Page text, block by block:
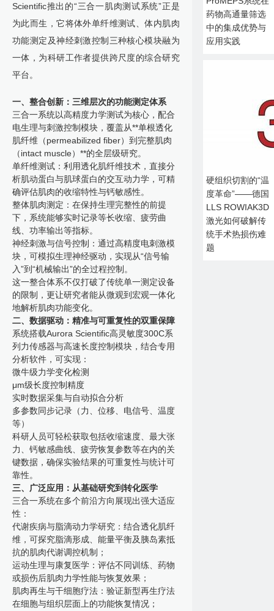
Scientific推出的“三合一肌肉测试系统”正是
为此而生，它将体外单纤维测试、体内肌肉
功能测定及神经刺激控制三种核心模块融为
一体，为科研工作者提供跨尺度的综合研究
平台。
一、整合创新：三维层次的功能测定体系
三合一系统以高精度力学测试为核心，配合
电生理与刺激控制模块，覆盖从**单根透化
肌纤维（permeabilized fiber）到完整肌肉
（intact muscle）**的全层级研究。
单纤维测试：利用透化肌纤维技术，直接分
析肌动蛋白与肌球蛋白的交互动力学，可精
确评估肌肉的收缩特性与钙敏感性。
整体肌肉测定：在保持生理完整性的前提
下，系统能够实时记录等长收缩、疲劳曲
线、功率输出等指标。
神经刺激与信号控制：通过高精度电刺激模
块，可模拟生理神经驱动，实现从“信号输
入”到“机械输出”的全过程控制。
这一整合体系不仅打破了传统单一测定设备
的限制，更让研究者能从微观到宏观一体化
地解析肌肉功能变化。
二、数据驱动：精准与可重复性的双重保障
系统搭载Aurora Scientific高灵敏度300C系
列力传感器与高速长度控制模块，结合专用
分析软件，可实现：
微牛级力学变化检测
μm级长度控制精度
实时数据采集与自动拟合分析
多参数同步记录（力、位移、电信号、温度
等）
科研人员可轻松获取包括收缩速度、最大张
力、钙敏感曲线、疲劳恢复参数等在内的关
键数据，确保实验结果的可重复性与统计可
靠性。
三、广泛应用：从基础研究到转化医学
三合一系统在多个前沿方向展现出强大适应
性：
代谢疾病与脂滴动力学研究：结合透化肌纤
维，可探究脂滴形成、能量平衡及胰岛素抵
抗的肌肉代谢调控机制；
运动生理与康复医学：评估不同训练、药物
或损伤后肌肉力学性能与恢复效果；
肌肉再生与干细胞疗法：验证新型再生疗法
在细胞与组织层面上的功能恢复情况；
药物高通量筛选
中的集成优势与
应用实践
硬组织切割的“温
度革命”——德国
LLS ROWIAK3D
激光如何破解传
统手术热损伤难
题